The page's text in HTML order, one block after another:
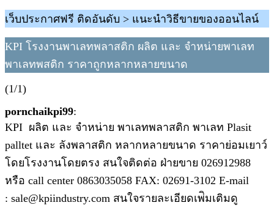
เว็บประกาศฟรี ติดอันดับ > แนะนำวิธีขายของออนไลน์
KPI โรงงานพาเลทพลาสติก ผลิต และ จำหน่ายพาเลท
พาเลทพสติก ราคาถูกหลากหลายขนาด
(1/1)
pornchaikpi99:
KPI ผลิต และ จำหน่าย พาเลทพลาสติก พาเลท Plasit
palltet และ ลังพลาสติก หลากหลายขนาด ราคาย่อมเยาว์
โดยโรงงานโดยตรง สนใจติดต่อ ฝ่ายขาย 026912988
หรือ call center 0863035058 FAX: 02691-3102 E-mail
: sale@kpiindustry.com สนใจรายละเอียดเพ่ิมเติมดู